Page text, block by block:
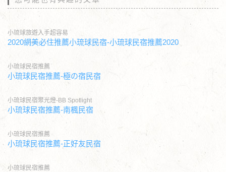
小琉球旅遊入手超容易
2020網美必住推薦小琉球民宿-小琉球民宿推薦2020
小琉球民宿推薦
小琉球民宿推薦-極の宿民宿
小琉球民宿聚光燈-BB Spotlight
小琉球民宿推薦-南楓民宿
小琉球民宿推薦
小琉球民宿推薦-正好友民宿
小琉球民宿推薦